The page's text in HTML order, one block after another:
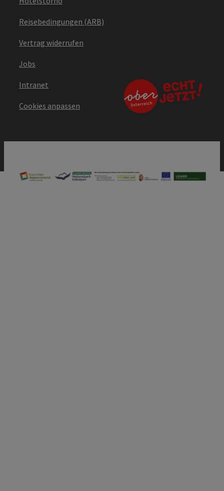
Reisebedingungen (ARB)
Vertrag widerrufen
Jobs
Intranet
Cookies anpassen